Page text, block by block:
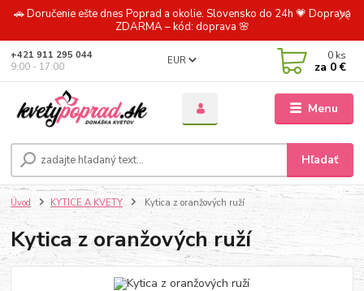
🚗 Doručenie ešte dnes Poprad a okolie. Slovensko do 24h 💗 Doprava
ZDARMA – kód: doprava 🌸
Menu
EUR
Hľadať
+421 911 295 044
9:00 - 17:00
0 ks
za 0 €
Úvod KYTICE A KVETY Kytica z oranžových ruží
Kytica z oranžových ruží